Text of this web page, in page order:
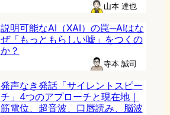
山本 達也
説明可能なAI（XAI）の罠─AIはな
ぜ「もっともらしい嘘」をつくの
か？
寺本 誠司
発声なき発話「サイレントスピー
チ」4つのアプローチと現在地｜
筋電位、超音波、口唇読み、脳波